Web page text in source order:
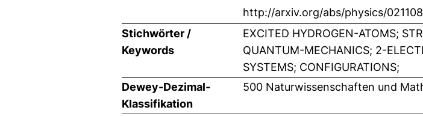
http://arxiv.org/abs/physics/
Stichwörter /
Keywords
EXCITED HYDROGEN-ATOMS;
QUANTUM-MECHANICS; 2-
SYSTEMS; CONFIGURATIONS;
Dewey-Dezimal-
Klassifikation
500 Naturwissenschaften und